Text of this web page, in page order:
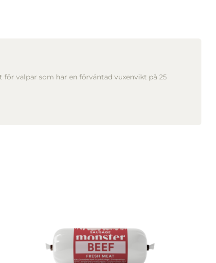
valpar som har en förväntad vuxenvikt på 25